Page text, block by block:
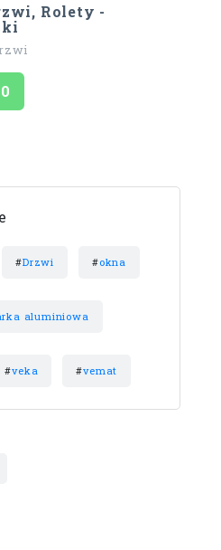
Rolety -
Ocena
0
#Drzwi #okna
aluminiowa
#veka #vemat